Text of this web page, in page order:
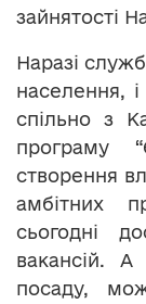
зайнятості
Наразі
населення,
спільно з
програму
створення
амбітних
сьогодні
вакансій.
посаду,